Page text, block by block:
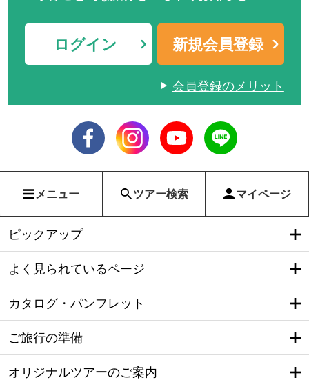
ログイン 新規会員登録
会員登録のメリット
メニュー ツアー検索 マイページ
ピックアップ
よく見られているページ
カタログ・パンフレット
ご旅行の準備
オリジナルツアーのご案内